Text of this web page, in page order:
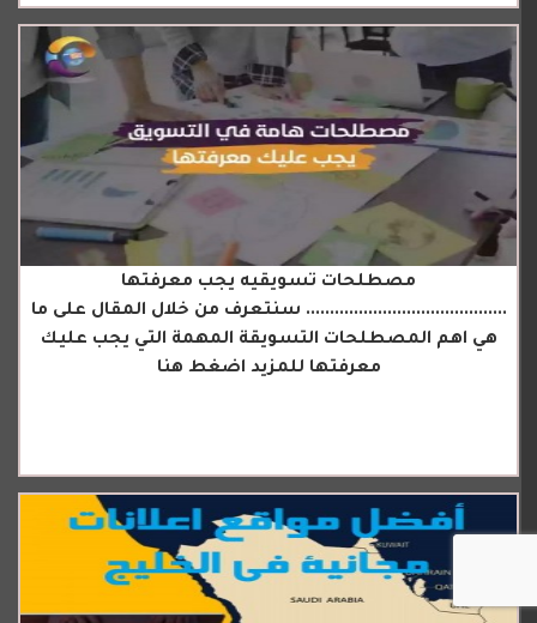
مصطلحات تسويقيه يجب معرفتها
.......................................... سنتعرف من خلال المقال على ما
هي اهم المصطلحات التسويقة المهمة التي يجب عليك
معرفتها للمزيد اضغط هنا